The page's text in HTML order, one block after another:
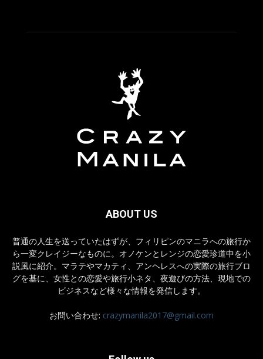
ABOUT US
普通の人生を送っていたはずが、フィリピンのマニラへの旅行か
ら一変クレイジーなものに。オノケンとレンジの恋愛珍道中を小
説風に紹介。マラテやマカティ、アンヘレスへの実際の旅行ブロ
グを基に、女性との恋愛や旅行小ネタ、夜遊びの方法、現地での
ビジネスなど様々な情報を発信します。
お問い合わせ: crazymanila2017@gmail.com